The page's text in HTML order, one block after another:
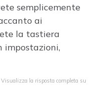
semplicemente
ai
la tastiera
impostazioni,
Visualizza la risposta completa su